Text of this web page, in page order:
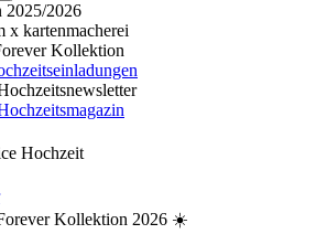
2025/2026
x kartenmacherei
Kollektion
Hochzeit
Kollektion 2026 ☀️